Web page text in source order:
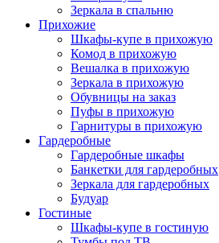
Зеркала в спальню
Прихожие
Шкафы-купе в прихожую
Комод в прихожую
Вешалка в прихожую
Зеркала в прихожую
Обувницы на заказ
Пуфы в прихожую
Гарнитуры в прихожую
Гардеробные
Гардеробные шкафы
Банкетки для гардеробных
Зеркала для гардеробных
Будуар
Гостиные
Шкафы-купе в гостиную